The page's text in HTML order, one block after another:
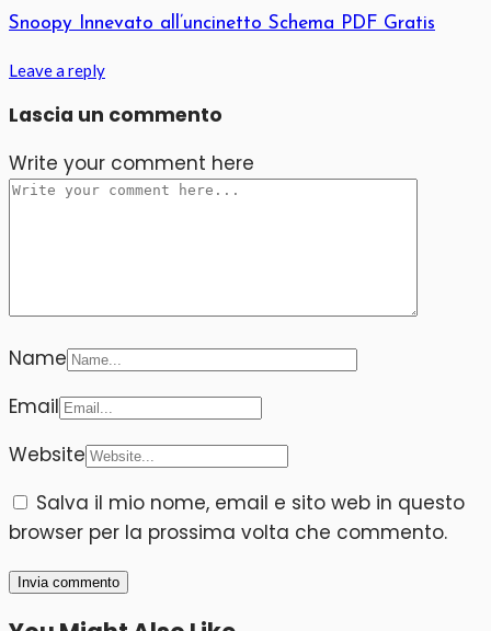
Snoopy Innevato all’uncinetto Schema PDF Gratis
Leave a reply
Lascia un commento
Write your comment here
Name
Email
Website
Salva il mio nome, email e sito web in questo
browser per la prossima volta che commento.